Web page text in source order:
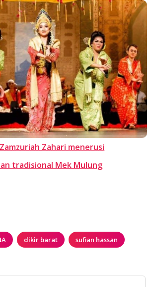
Zahari menerusi
tradisional Mek Mulung
dikir barat sufian hassan